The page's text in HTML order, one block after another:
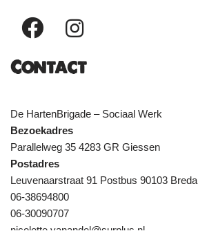
Contact
De HartenBrigade – Sociaal Werk
Bezoekadres
Parallelweg 35 4283 GR Giessen
Postadres
Leuvenaarstraat 91 Postbus 90103 Breda
06-38694800
06-30090707
nicolette.vanandel@surplus.nl